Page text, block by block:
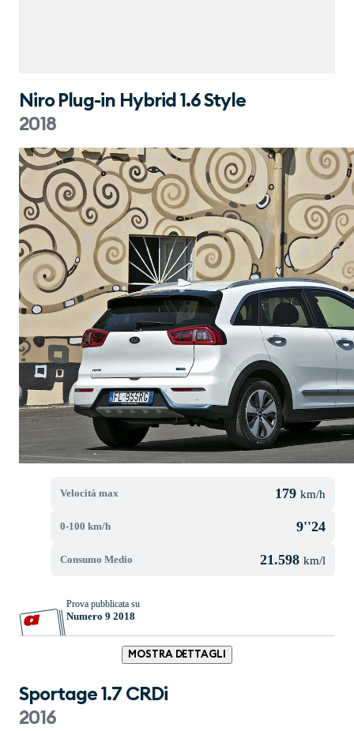
Niro Plug-in Hybrid 1.6 Style
2018
Velocità max 179 km/h
0-100 km/h 9''24
Consumo Medio 21.598 km/l
Prova pubblicata su
Numero 9 2018
MOSTRA DETTAGLI
Sportage 1.7 CRDi
2016